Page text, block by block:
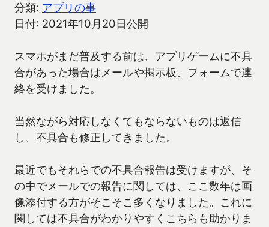
分類: アプリの事
日付: 2021年10月20日公開
スマホがまだ普及する前は、アプリゲームに不具
合があった場合はメールや掲示板、フォームで連
絡を受けました。
当然ながら対応しなくてもならないものは返信
し、不具合も修正してきました。
最近でもそれらでの不具合報告は受けますが、そ
の中でメールでの報告に関しては、ここ数年は画
像添付する方がそこそこ多くなりました。これに
関しては不具合がわかりやすくこちらも助かりま